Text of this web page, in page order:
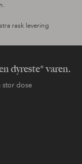
rask levering
dyreste* varen.
stor dose